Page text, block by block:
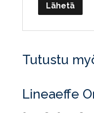
Tutustu
Lineaeffe